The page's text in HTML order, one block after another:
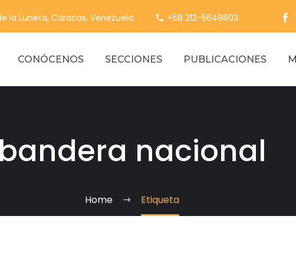
la Luneta, Caracas, Venezuela. +58 212-5649803
CONÓCENOS SECCIONES PUBLICACIONES
bandera nacional
Home Etiqueta